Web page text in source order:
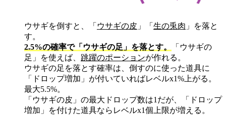
ウサギを倒すと、「 ウサギの皮 」「 生の兎肉 」を落と
す。
2.5%の確率で「ウサギの足」を落とす。
「ウサギの
足」を使えば、 跳躍のポーションが作れる。
ウサギの足を落とす確率は、倒すのに使った道具に
「ドロップ増加」が付いていればレベルx1%上がる。
最大5.5%。
「ウサギの皮」の最大ドロップ数は1だが、「ドロップ
増加」を付けた道具ならレベルx1個上限が増える。